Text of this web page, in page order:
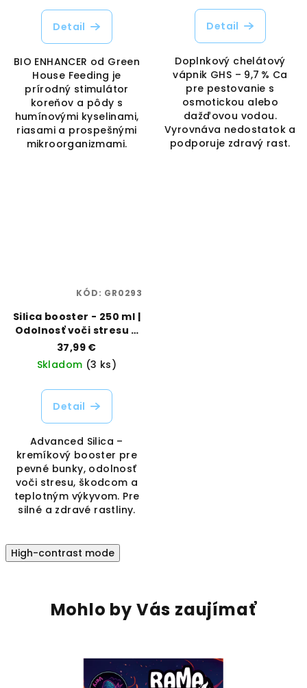
Detail
BIO ENHANCER od Green
House Feeding je
prírodný stimulátor
koreňov a pôdy s
humínovými kyselinami,
riasami a prospešnými
mikroorganizmami.
Detail
Doplnkový chelátový
vápnik GHS – 9,7 % Ca
pre pestovanie s
osmotickou alebo
dažďovou vodou.
Vyrovnáva nedostatok a
podporuje zdravý rast.
Silica booster - 250 ml |
Odolnosť voči stresu a
silné stonky | Advanced
Hydroponics |
Vaporama
37,99 €
Skladom (3 ks)
Detail
Advanced Silica –
kremíkový booster pre
pevné bunky, odolnosť
voči stresu, škodcom a
teplotným výkyvom. Pre
silné a zdravé rastliny.
KÓD: GR0293
High-contrast mode
Mohlo by Vás zaujímať